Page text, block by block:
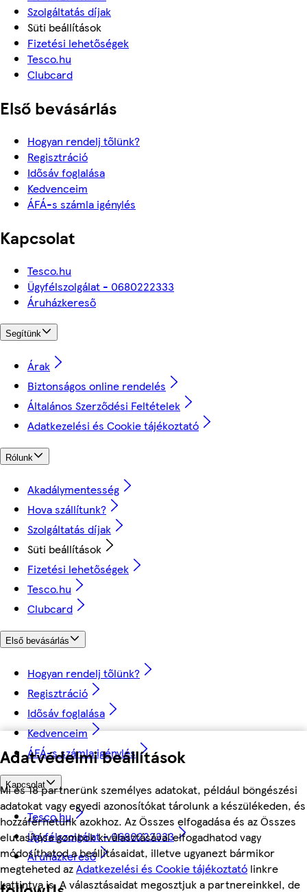
Adatvédelmi beállítások
Mi és 18 partnerünk személyes adatokat, például böngészési
adatokat vagy egyedi azonosítókat tárolunk a készülékeden, és
hozzáférhetünk azokhoz. Az Összes elfogadása és az Összes
elutasítása gombok kiválasztásával elfogadhatod vagy
módosíthatod a beállításaidat, illetve ugyanezt bármikor
megteheted azAdatkezelési és Cookie tájékoztató linkre
kattintva is. A választásaidat megosztjuk a partnereinkkel, de
Szolgáltatás díjak
Süti beállítások
Fizetési lehetőségek
Tesco.hu
Clubcard
Első bevásárlás
Hogyan rendelj tőlünk?
Regisztráció
Idősáv foglalása
Kedvenceim
ÁFÁ-s számla igénylés
Kapcsolat
Tesco.hu
Ügyfélszolgálat - 0680222333
Áruházkereső
Segítünk
Árak
Biztonságos online rendelés
Általános Szerződési Feltételek
Adatkezelési és Cookie tájékoztató
Rólunk
Akadálymentesség
Hova szállítunk?
Szolgáltatás díjak
Süti beállítások
Fizetési lehetőségek
Tesco.hu
Clubcard
Első bevásárlás
Hogyan rendelj tőlünk?
Regisztráció
Idősáv foglalása
Kedvenceim
ÁFÁ-s számla igénylés
Kapcsolat
Tesco.hu
Ügyfélszolgálat - 0680222333
Áruházkereső